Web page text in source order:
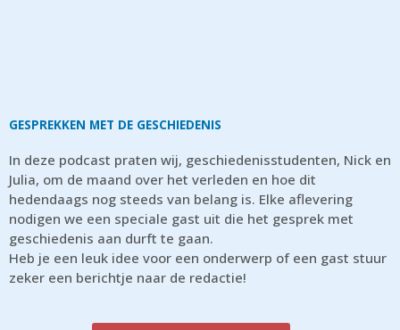
GESPREKKEN MET DE GESCHIEDENIS
In deze podcast praten wij, geschiedenisstudenten, Nick en
Julia, om de maand over het verleden en hoe dit
hedendaags nog steeds van belang is. Elke aflevering
nodigen we een speciale gast uit die het gesprek met
geschiedenis aan durft te gaan.
Heb je een leuk idee voor een onderwerp of een gast stuur
zeker een berichtje naar de redactie!